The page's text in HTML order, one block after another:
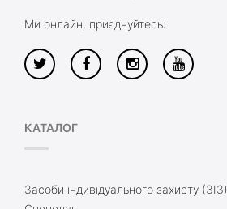
Ми онлайн, приєднуйтесь:
КАТАЛОГ
Засоби індивідуального захисту (ЗІЗ)